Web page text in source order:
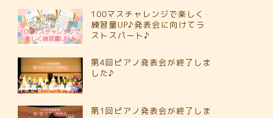
100マスチャレンジで楽しく
練習量UP♪発表会に向けてラ
ストスパート♪
第4回ピアノ発表会が終了しま
した♪
第1回ピアノ発表会が終了しま